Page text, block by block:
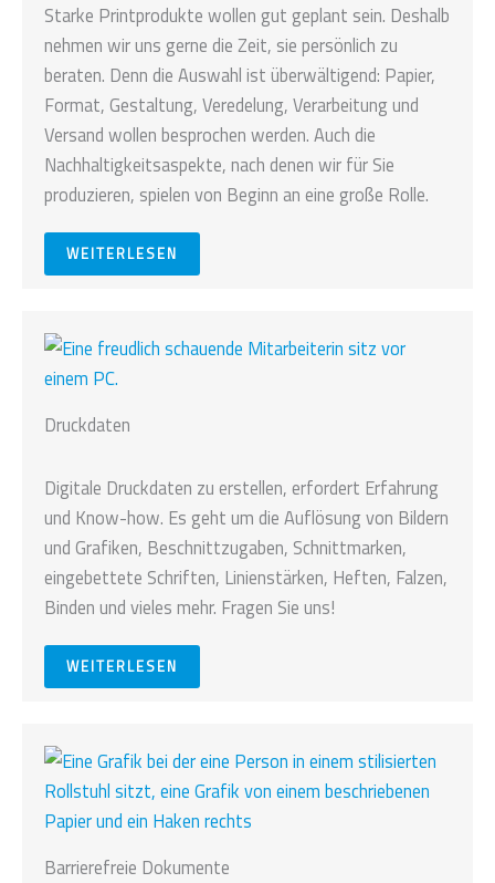
Starke Printprodukte wollen gut geplant sein. Deshalb
nehmen wir uns gerne die Zeit, sie persönlich zu
beraten. Denn die Auswahl ist überwältigend: Papier,
Format, Gestaltung, Veredelung, Verarbeitung und
Versand wollen besprochen werden. Auch die
Nachhaltigkeitsaspekte, nach denen wir für Sie
produzieren, spielen von Beginn an eine große Rolle.
WEITERLESEN
Druckdaten
Digitale Druckdaten zu erstellen, erfordert Erfahrung
und Know-how. Es geht um die Auflösung von Bildern
und Grafiken, Beschnittzugaben, Schnittmarken,
eingebettete Schriften, Linienstärken, Heften, Falzen,
Binden und vieles mehr. Fragen Sie uns!
WEITERLESEN
Barrierefreie Dokumente